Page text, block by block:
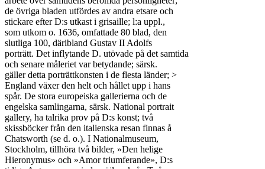
de övriga bladen utfördes av andra etsare och
stickare efter D:s utkast i grisaille; l:a uppl.,
som utkom o. 1636, omfattade 80 blad, den
slutliga 100, däribland Gustav II Adolfs
porträtt. Det inflytande D. utövade på det samtida
och senare måleriet var betydande; särsk.
gäller detta porträttkonsten i de flesta länder; >
England växer den helt och hållet upp i hans
spår. De stora europeiska gallerierna och de
engelska samlingarna, särsk. National portrait
gallery, ha talrika prov på D:s konst; två
skissböcker från den italienska resan finnas å
Chatsworth (se d. o.). I Nationalmuseum,
Stockholm, tillhöra två bilder, »Den helige
Hieronymus» och »Amor triumferande», D:s